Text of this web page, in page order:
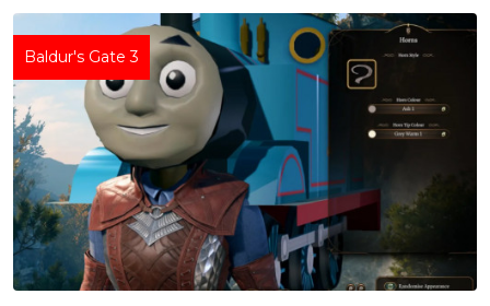
Baldur's Gate 3